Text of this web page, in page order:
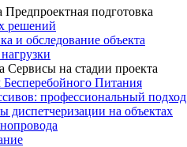
Предпроектная подготовка
решений
и обследование объекта
Сервисы на стадии проекта
Питания
профессиональный подход
диспетчеризации на объектах